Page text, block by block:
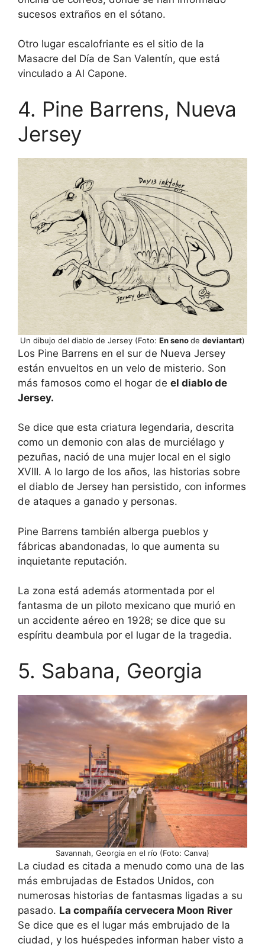
sucesos extraños en el sótano.
Otro lugar escalofriante es el sitio de la
Masacre del Día de San Valentín, que está
vinculado a Al Capone.
4. Pine Barrens, Nueva
Jersey
Un dibujo del diablo de Jersey (Foto: En senode deviantart)
Los Pine Barrens en el sur de Nueva Jersey
están envueltos en un velo de misterio. Son
más famosos como el hogar de el diablo de
Jersey.
Se dice que esta criatura legendaria, descrita
como un demonio con alas de murciélago y
pezuñas, nació de una mujer local en el siglo
XVIII. A lo largo de los años, las historias sobre
el diablo de Jersey han persistido, con informes
de ataques a ganado y personas.
Pine Barrens también alberga pueblos y
fábricas abandonadas, lo que aumenta su
inquietante reputación.
La zona está además atormentada por el
fantasma de un piloto mexicano que murió en
un accidente aéreo en 1928; se dice que su
espíritu deambula por el lugar de la tragedia.
5. Sabana, Georgia
Savannah, Georgia en el río (Foto: Canva)
La ciudad es citada a menudo como una de las
más embrujadas de Estados Unidos, con
numerosas historias de fantasmas ligadas a su
pasado. La compañía cervecera Moon River
Se dice que es el lugar más embrujado de la
ciudad, y los huéspedes informan haber visto a